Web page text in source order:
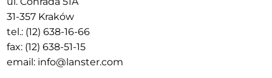
31-357 Kraków
tel.: (12) 638-16-66
fax: (12) 638-51-15
email: info@lanster.com